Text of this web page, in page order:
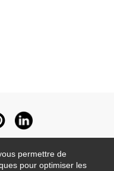
permettre de
pour optimiser les